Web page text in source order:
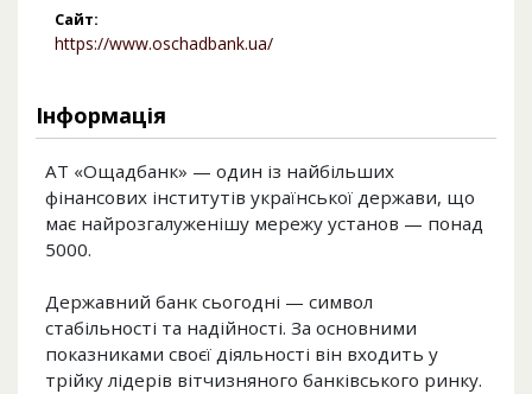
Сайт:
https://www.oschadbank.ua/
Інформація
АТ «Ощадбанк» — один із найбільших
фінансових інститутів української держави, що
має найрозгалуженішу мережу установ — понад
5000.
Державний банк сьогодні — символ
стабільності та надійності. За основними
показниками своєї діяльності він входить у
трійку лідерів вітчизняного банківського ринку.